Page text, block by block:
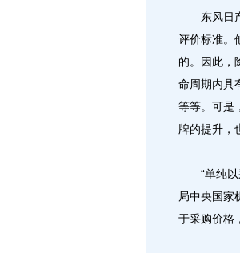
东风日产
评价标准。
的。因此，
命周期内具
等等。可是
牌的提升，
“单纯以
局中央国家
于采购价格